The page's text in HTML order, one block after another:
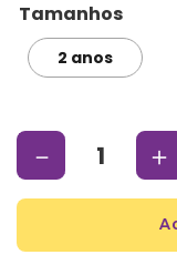
Tamanhos
2 anos
＋
－